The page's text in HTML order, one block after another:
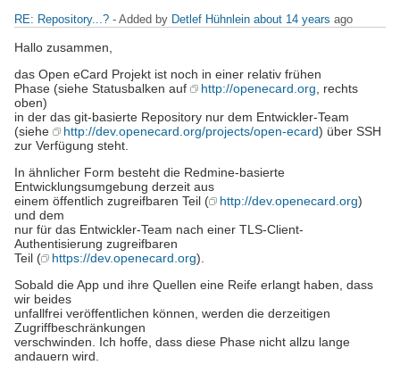
RE: Repository...? - Added by Detlef Hühnlein about 14 years ago
Hallo zusammen,
das Open eCard Projekt ist noch in einer relativ frühen
Phase (siehe Statusbalken auf
http://openecard.org, rechts
oben)
in der das git-basierte Repository nur dem Entwickler-Team
(siehe
http://dev.openecard.org/projects/open-ecard) über SSH
zur Verfügung steht.
In ähnlicher Form besteht die Redmine-basierte
Entwicklungsumgebung derzeit aus
einem öffentlich zugreifbaren Teil (
http://dev.openecard.org)
und dem
nur für das Entwickler-Team nach einer TLS-Client-
Authentisierung zugreifbaren
Teil (
https://dev.openecard.org).
Sobald die App und ihre Quellen eine Reife erlangt haben, dass
wir beides
unfallfrei veröffentlichen können, werden die derzeitigen
Zugriffbeschränkungen
verschwinden. Ich hoffe, dass diese Phase nicht allzu lange
andauern wird.